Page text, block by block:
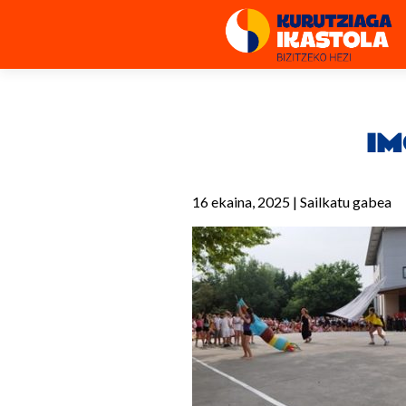
16 ekaina, 2025 | Sailkatu gabea